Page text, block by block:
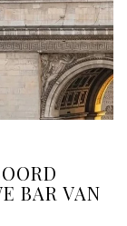
BAR VAN